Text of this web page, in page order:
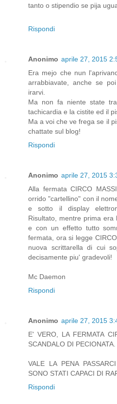
tanto o stipendio se pija
Rispondi
Anonimo aprile 27, 2015
Era mejo che nun
arrabbiavate, anche se
irarvi.
Ma non fa niente state
tachicardia e la cistite ed il
Ma a voi che ve frega se il
chattate sul blog!
Rispondi
Anonimo aprile 27, 2015
Alla fermata CIRCO
orrido "cartellino" con il
e sotto il display
Risultato, mentre prima era
e con un effetto tutto
fermata, ora si legge
nuova scrittarella di cui
decisamente piu' gradevoli!
Mc Daemon
Rispondi
Anonimo aprile 27, 2015
E' VERO, LA FERMATA
SCANDALO DI PECIONATA.
VALE LA PENA
SONO STATI CAPACI DI
Rispondi